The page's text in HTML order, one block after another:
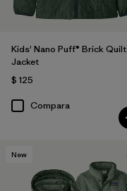
Kids' Nano Puff® Brick Quilt
Jacket
$ 125
Compara
New